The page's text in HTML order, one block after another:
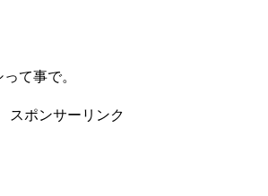
て事で。
スポンサーリンク